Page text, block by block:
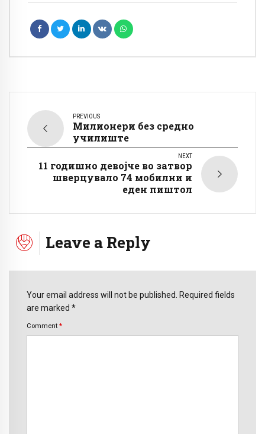
PREVIOUS
Милионери без средно
училиште
NEXT
11 годишно девојче во затвор
шверцувало 74 мобилни и
еден пиштол
Leave a Reply
Your email address will not be published. Required fields
are marked *
Comment *